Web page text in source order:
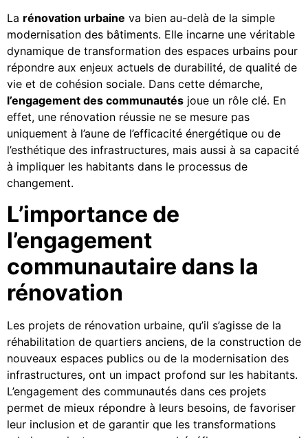
La rénovation urbaine va bien au-delà de la simple
modernisation des bâtiments. Elle incarne une véritable
dynamique de transformation des espaces urbains pour
répondre aux enjeux actuels de durabilité, de qualité de
vie et de cohésion sociale. Dans cette démarche,
l’engagement des communautés joue un rôle clé. En
effet, une rénovation réussie ne se mesure pas
uniquement à l’aune de l’efficacité énergétique ou de
l’esthétique des infrastructures, mais aussi à sa capacité
à impliquer les habitants dans le processus de
changement.
L’importance de
l’engagement
communautaire dans la
rénovation
Les projets de rénovation urbaine, qu’il s’agisse de la
réhabilitation de quartiers anciens, de la construction de
nouveaux espaces publics ou de la modernisation des
infrastructures, ont un impact profond sur les habitants.
L’engagement des communautés dans ces projets
permet de mieux répondre à leurs besoins, de favoriser
leur inclusion et de garantir que les transformations